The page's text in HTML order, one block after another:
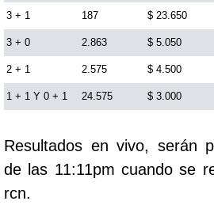
Cafeterito Noche
Caribeña Día
Chontico Día
3 + 1 187 $ 23.650
3 + 0 2.863 $ 5.050
2 + 1 2.575 $ 4.500
1 + 1 Y 0 + 1 24.575 $ 3.000
Resultados en vivo, serán
de las 11:11pm cuando se
rcn.